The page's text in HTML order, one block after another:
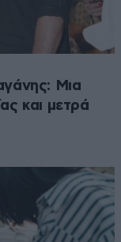
Μια
και μετρά